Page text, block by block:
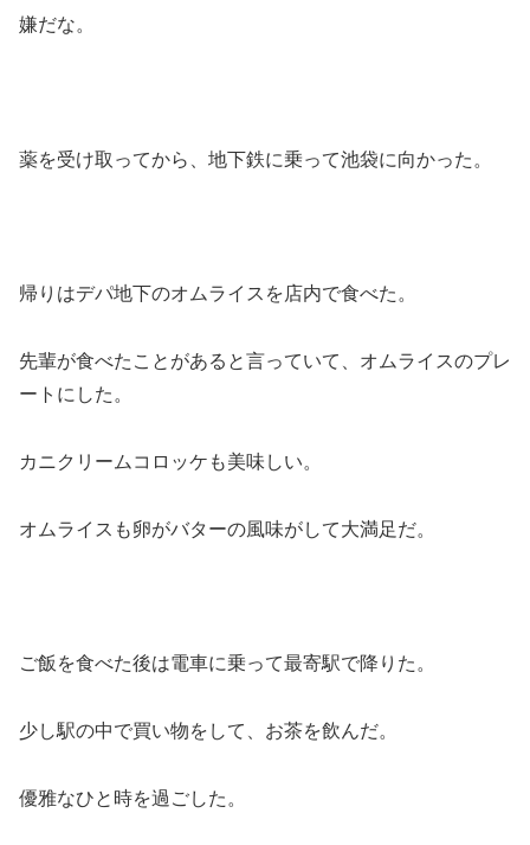
嫌だな。
薬を受け取ってから、地下鉄に乗って池袋に向かった。
帰りはデパ地下のオムライスを店内で食べた。
先輩が食べたことがあると言っていて、オムライスのプレ
ートにした。
カニクリームコロッケも美味しい。
オムライスも卵がバターの風味がして大満足だ。
ご飯を食べた後は電車に乗って最寄駅で降りた。
少し駅の中で買い物をして、お茶を飲んだ。
優雅なひと時を過ごした。